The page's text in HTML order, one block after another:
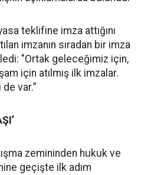
teklifine imza attığını
imzanın sıradan bir imza
"Ortak geleceğimiz için,
için atılmış ilk imzalar.
var.”
zemininden hukuk ve
geçişte ilk adım